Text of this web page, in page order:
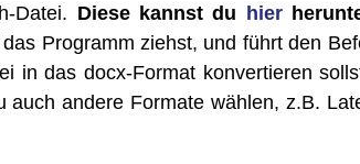
Datei. Die­se kannst du hier
Pro­gramm ziehst, und führt den
in das docx-For­mat kon­ver­tie­ren
ande­re For­ma­te wäh­len, z.B.